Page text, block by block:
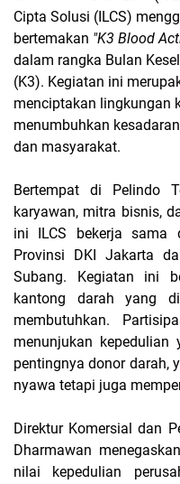
Cipta Solusi (ILCS)
bertemakan "K3 Blood
dalam rangka Bulan
(K3). Kegiatan ini
menciptakan lingkungan
menumbuhkan
dan masyarakat.
Bertempat di Pelindo
karyawan, mitra bisnis,
ini ILCS bekerja sama
Provinsi DKI Jakarta
Subang. Kegiatan ini
kantong darah yang
membutuhkan.
menunjukan
pentingnya donor darah,
nyawa tetapi juga
Direktur Komersial dan
Dharmawan
nilai kepedulian